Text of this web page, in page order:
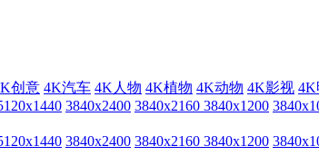
创意 4K汽车 4K人物 4K植物 4K动物 4K影视 4K
3840x2400 3840x2160 3840x1200
3840x2400 3840x2160 3840x1200